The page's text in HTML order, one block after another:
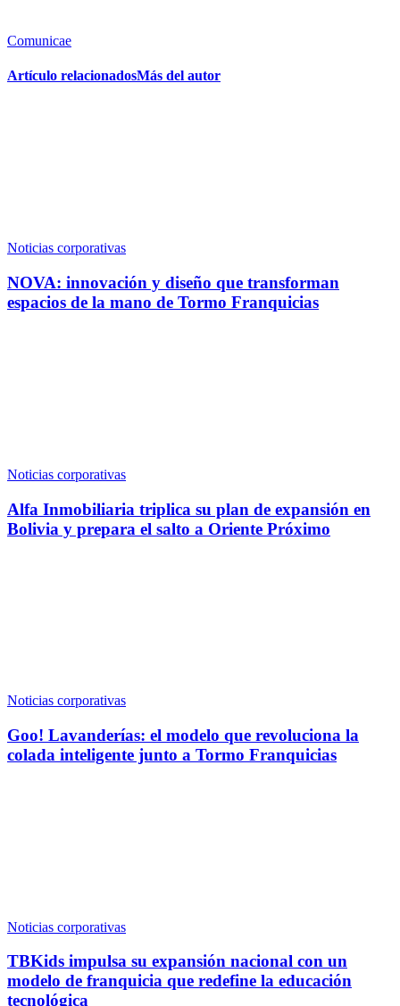
Comunicae
Artículo relacionadosMás del autor
Noticias corporativas
NOVA: innovación y diseño que transforman
espacios de la mano de Tormo Franquicias
Noticias corporativas
Alfa Inmobiliaria triplica su plan de expansión en
Bolivia y prepara el salto a Oriente Próximo
Noticias corporativas
Goo! Lavanderías: el modelo que revoluciona la
colada inteligente junto a Tormo Franquicias
Noticias corporativas
TBKids impulsa su expansión nacional con un
modelo de franquicia que redefine la educación
tecnológica